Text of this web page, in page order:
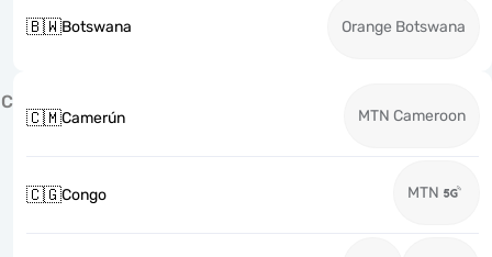
🇧🇼Botswana Orange Botswana
C
🇨🇲Camerún MTN Cameroon
🇨🇬Congo MTN